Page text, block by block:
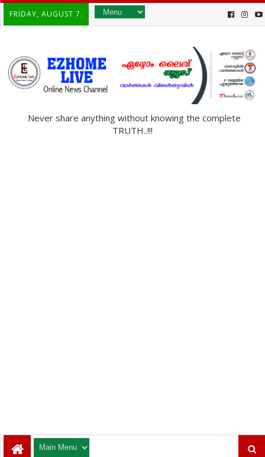
FRIDAY, AUGUST 7.
Never share anything without knowing the complete
TRUTH..!!!